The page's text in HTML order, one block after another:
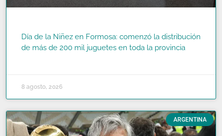
Día de la Niñez en Formosa: comenzó la distribución
de más de 200 mil juguetes en toda la provincia
8 agosto, 2026
ARGENTINA